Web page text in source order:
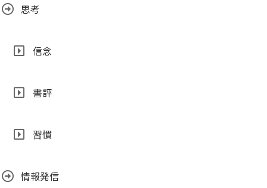
思考
信念
書評
習慣
情報発信